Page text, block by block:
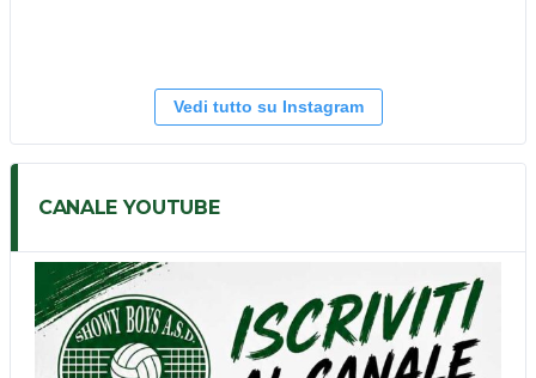
Vedi tutto su Instagram
CANALE YOUTUBE